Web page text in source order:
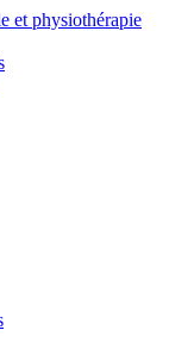
et physiothérapie